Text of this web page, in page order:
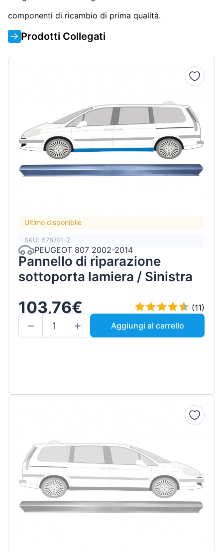
componenti di ricambio di prima qualità.
Prodotti Collegati
Ultimo disponibile
SKU: 578741-2
PEUGEOT 807 2002-2014
Pannello di riparazione
sottoporta lamiera / Sinistra
103,76€
(11)
Aggiungi al carrello